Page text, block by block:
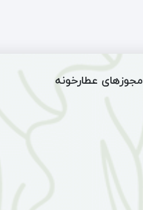
مجوزهای عطارخونه